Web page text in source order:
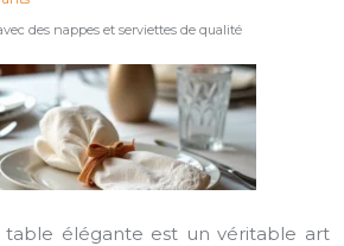
des nappes et serviettes de qualité
table élégante est un véritable art